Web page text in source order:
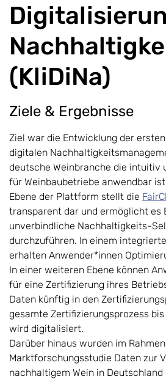
(KliDiNa)
Ziele & Ergebnisse
Ziel war die Entwicklung der
digitalen
deutsche Weinbranche die intuitiv
für Weinbaubetriebe anwendbar
Ebene der Plattform stellt die
transparent dar und ermöglicht es
unverbindliche Nachhaltigkeits-
durchzuführen. In einem
erhalten Anwender*innen
In einer weiteren Ebene können
für eine Zertifizierung ihres
Daten künftig in den
gesamte Zertifizierungsprozess
wird digitalisiert.
Darüber hinaus wurden im
Marktforschungsstudie Daten zur
nachhaltigem Wein in